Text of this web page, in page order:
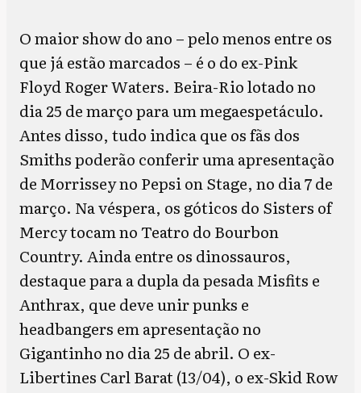
O maior show do ano – pelo menos entre os
que já estão marcados – é o do ex-Pink
Floyd Roger Waters. Beira-Rio lotado no
dia 25 de março para um megaespetáculo.
Antes disso, tudo indica que os fãs dos
Smiths poderão conferir uma apresentação
de Morrissey no Pepsi on Stage, no dia 7 de
março. Na véspera, os góticos do Sisters of
Mercy tocam no Teatro do Bourbon
Country. Ainda entre os dinossauros,
destaque para a dupla da pesada Misfits e
Anthrax, que deve unir punks e
headbangers em apresentação no
Gigantinho no dia 25 de abril. O ex-
Libertines Carl Barat (13/04), o ex-Skid Row